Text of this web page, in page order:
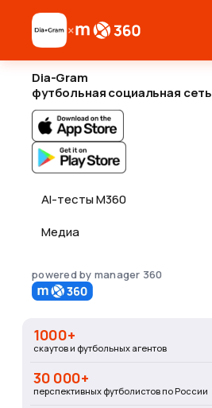
×
Dia-Gram
футбольная социальная сеть
AI-тесты M360
Медиа
powered by manager 360
1000+
скаутов и футбольных агентов
30 000+
перспективных футболистов по России